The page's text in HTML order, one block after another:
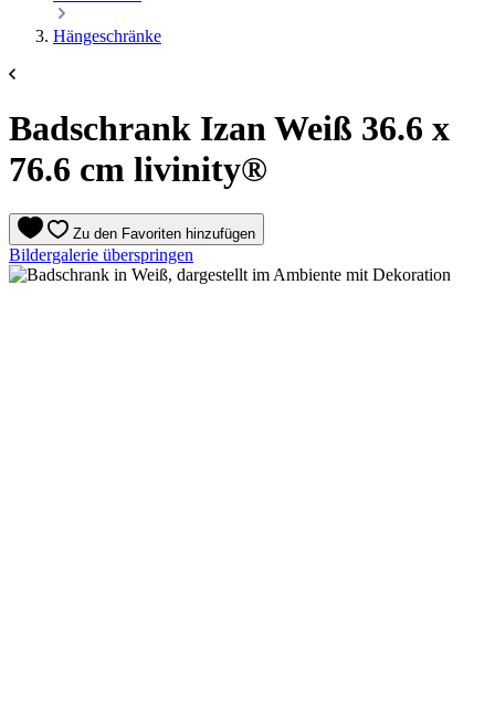
Hängeschränke
Badschrank Izan Weiß 36.6 x
76.6 cm livinity®
Zu den Favoriten hinzufügen
Bildergalerie überspringen